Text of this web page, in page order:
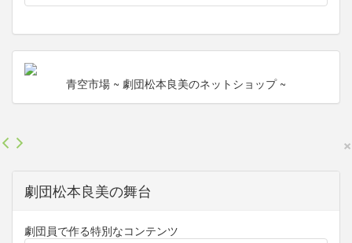
青空市場 ~ 劇団松本良美のネットショップ ~
×
劇団松本良美の舞台
劇団員で作る特別なコンテンツ